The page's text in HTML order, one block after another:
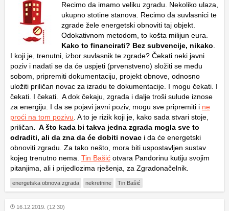
Recimo da imamo veliku zgradu. Nekoliko ulaza,
ukupno stotine stanova. Recimo da suvlasnici te
zgrade žele energetski obnoviti taj objekt.
Odokativnom metodom, to košta milijun eura.
Kako to financirati? Bez subvencije, nikako.
I koji je, trenutni, izbor suvlasnik te zgrade? Čekati neki javni
poziv i nadati se da će uspjeti (prvenstveno) složiti se među
sobom, pripremiti dokumentaciju, projekt obnove, odnosno
uložiti priličan novac za izradu te dokumentacije. I mogu čekati. I
čekati. I čekati. A dok čekaju, zgrada i dalje troši sulude iznose
za energiju. I da se pojavi javni poziv, mogu sve pripremiti i ne
proći na tom pozivu. A to je rizik koji je, kako sada stvari stoje,
priličan. A što kada bi takva jedna zgrada mogla sve to
odraditi, ali da zna da će dobiti novac i da će energetski
obnoviti zgradu. Za tako nešto, mora biti uspostavljen sustav
kojeg trenutno nema. Tin Bašić otvara Pandorinu kutiju svojim
pitanjima, ali i prijedlozima rješenja, za Zgradonačelnik.
energetska obnova zgrada nekretnine Tin Bašić
16.12.2019. (12:30)